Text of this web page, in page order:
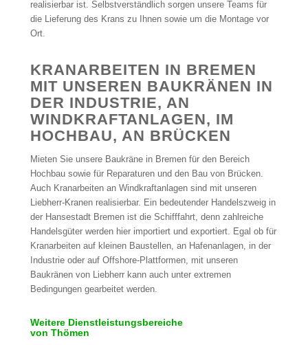
realisierbar ist. Selbstverständlich sorgen unsere Teams für
die Lieferung des Krans zu Ihnen sowie um die Montage vor
Ort.
KRANARBEITEN IN BREMEN
MIT UNSEREN BAUKRÄNEN IN
DER INDUSTRIE, AN
WINDKRAFTANLAGEN, IM
HOCHBAU, AN BRÜCKEN
Mieten Sie unsere Baukräne in Bremen für den Bereich
Hochbau sowie für Reparaturen und den Bau von Brücken.
Auch Kranarbeiten an Windkraftanlagen sind mit unseren
Liebherr-Kranen realisierbar. Ein bedeutender Handelszweig in
der Hansestadt Bremen ist die Schifffahrt, denn zahlreiche
Handelsgüter werden hier importiert und exportiert. Egal ob für
Kranarbeiten auf kleinen Baustellen, an Hafenanlagen, in der
Industrie oder auf Offshore-Plattformen, mit unseren
Baukränen von Liebherr kann auch unter extremen
Bedingungen gearbeitet werden.
Weitere Dienstleistungsbereiche
von Thömen